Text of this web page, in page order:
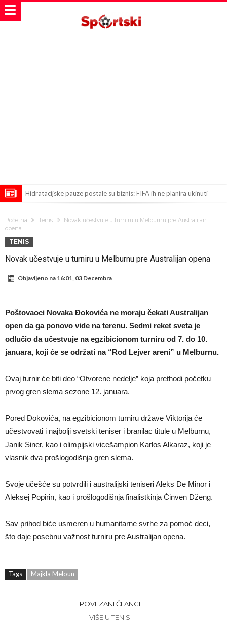
Hidratacijske pauze postale su biznis: FIFA ih ne planira ukinuti
Zverev se odmah “raspao”
Infantino imao ljubavnicu: Isplivale skandalozne informacije, dobila je
novac od UEFA
Mourinho uvodi strogu disciplinu u Real Madrid. Ovo su tri nova
pravila
Arsenal dovodi zvijezdu Serie A za 138 miliona eura?
zatvora
Jake Paul kreće u rušenje UFC-a
Mudrik se vratio na teren nakon više od 600 dana. Odmah ide na
posudbu?
Real Madrid odlučio: Endrick ide u Premier ligu!
Početna Tenis
Novak učestvuje u turniru u Melburnu pre Australijan
opena
TENIS
Novak učestvuje u turniru u Melburnu pre Australijan opena
Objavljeno na 16:01, 03 Decembra
Poštovaoci Novaka Đokovića ne moraju čekati Australijan
open da ga ponovo vide na terenu. Sedmi reket sveta je
odlučio da učestvuje na egzibicionom turniru od 7. do 10.
januara, koji će se održati na “Rod Lejver areni” u Melburnu.
Ovaj turnir će biti deo “Otvorene nedelje” koja prethodi početku
prvog gren slema sezone 12. januara.
Pored Đokovića, na egzibicionom turniru države Viktorija će
učestvovati i najbolji svetski teniser i branilac titule u Melburnu,
Janik Siner, kao i olimpijski vicešampion Karlos Alkaraz, koji je
vlasnik dva prošlogodišnja gren slema.
Svoje učešće su potvrdili i australijski teniseri Aleks De Minor i
Aleksej Popirin, kao i prošlogodišnja finalistkinja Ćinven Dženg.
Sav prihod biće usmeren u humanitarne svrhe za pomoć deci,
što daje posebnu važnost turniru pre Australijan opena.
Tags Majkla Meloun
POVEZANI ČLANCI
VIŠE U TENIS